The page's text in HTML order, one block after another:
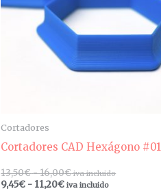
Cortadores
Cortadores CAD Hexágono #01
13,50€-16,00€ iva incluido
9,45€ - 11,20€ iva incluido